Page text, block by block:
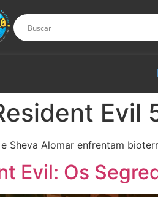
Evil
Sheva Alomar enfrentam
Evil: Os